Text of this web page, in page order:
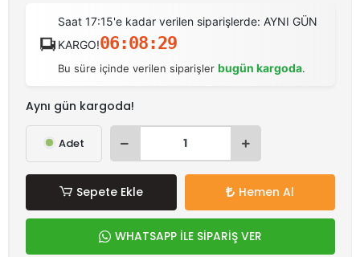
Saat 17:15'e kadar verilen siparişlerde: AYNI GÜN
KARGO!06:08:29
Bu süre içinde verilen siparişlerbugün kargoda.
Aynı gün kargoda!
Adet
Sepete Ekle Hemen Al
WHATSAPP İLE SİPARİŞ VER